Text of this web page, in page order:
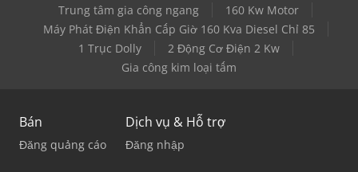
Trung tâm gia công ngang
160 Kw Motor
Máy Phát Điện Khẩn Cấp Giờ 160 Kva Diesel Chỉ 85
1 Trục Dolly
2 Động Cơ Điện 2 Kw
Gia công kim loại tấm
Bán
Đăng quảng cáo
Dịch vụ & Hỗ trợ
Đăng nhập